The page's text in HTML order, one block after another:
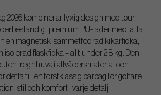
2026 kombinerar lyxig design med tour-
premium PU-läder med lätta
en magnetisk, sammetfodrad kikarficka,
isolerad flaskficka – allt under 2,8 kg. Den
regnhuva i allvädersmaterial och
detta till en förstklassig bärbag för golfare
stil och komfort i varje detalj.